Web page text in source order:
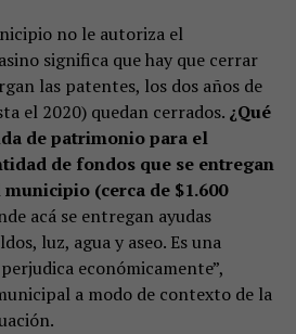
no le autoriza el
significa que hay que cerrar
las patentes, los dos años de
el 2020) quedan cerrados. ¿Qué
de patrimonio para el
de fondos que se entregan
(cerca de $1.600
acá se entregan ayudas
luz, agua y aseo. Es una
económicamente”,
a modo de contexto de la